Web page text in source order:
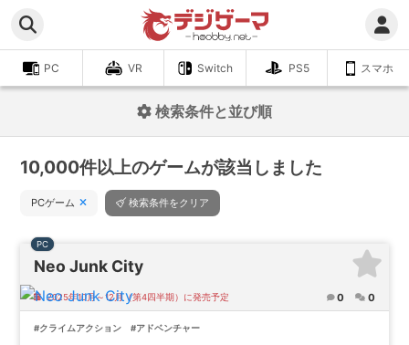
PC VR Switch PS5 スマホ
10,000件以上のゲームが該当しました
PCゲーム 検索条件をクリア
Neo Junk City
PC
2025年10月～12月（第4四半期）に発売予定 0 0
#クライムアクション #アドベンチャー
検索条件と並び順